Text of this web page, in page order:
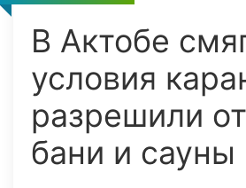
В Актобе
условия
разрешили
бани и сауны